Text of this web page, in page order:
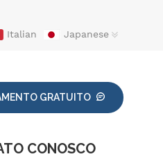
Italian Japanese
GRATUITO
CONOSCO